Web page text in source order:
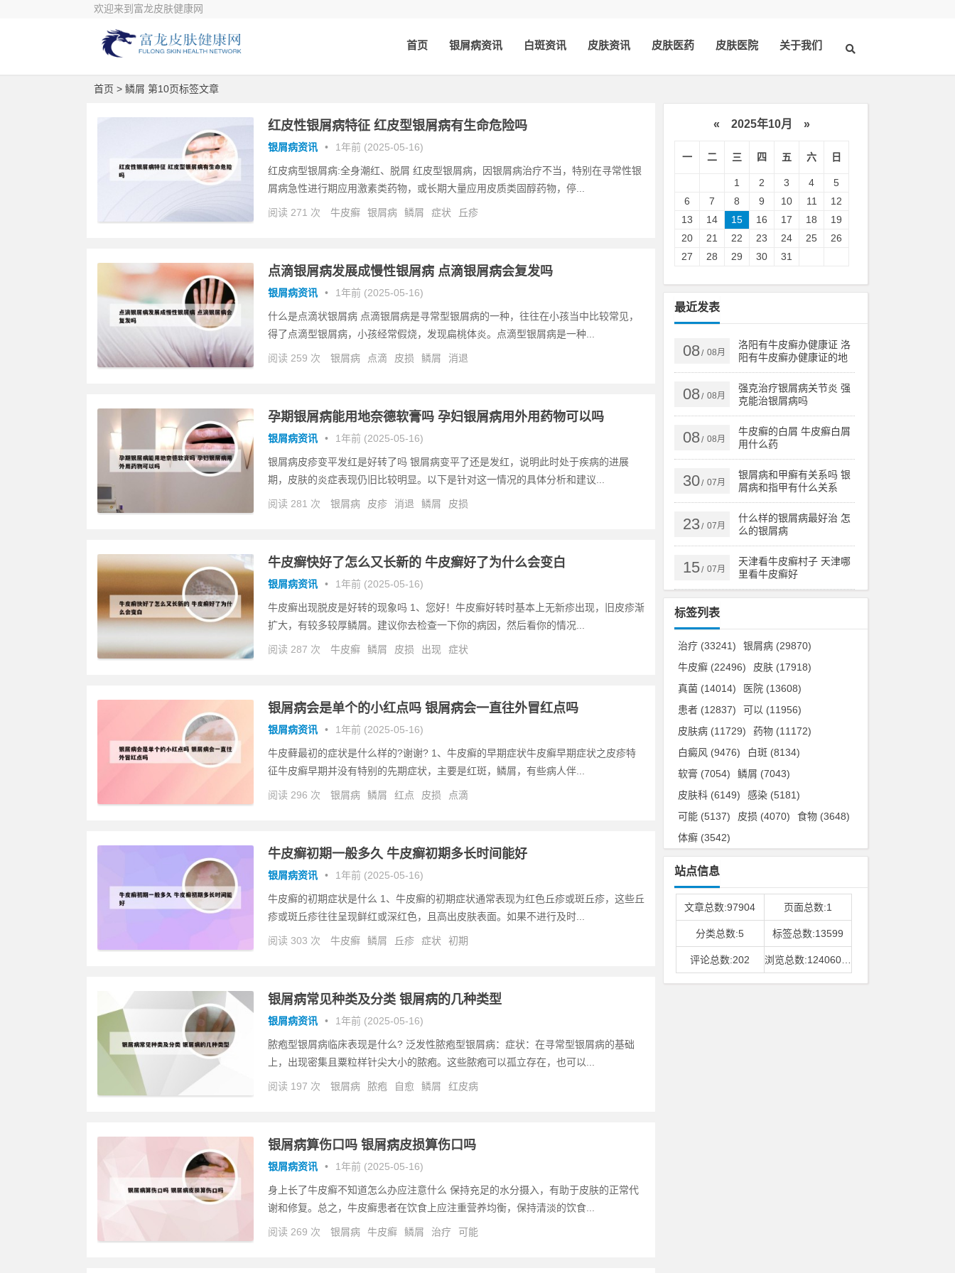
欢迎来到富龙皮肤健康网
首页 银屑病资讯 白斑资讯 皮肤资讯 皮肤医药 皮肤医院 关于我们
首页 > 鳞屑 第10页标签文章
红皮性银屑病特征 红皮型银屑病有生命危险吗
银屑病资讯 • 1年前 (2025-05-16)
红皮病型银屑病:全身潮红、脱屑 红皮型银屑病，因银屑病治疗不当，特别在寻常性银
屑病急性进行期应用激素类药物，或长期大量应用皮质类固醇药物，停...
阅读 271 次 牛皮癣 银屑病 鳞屑 症状 丘疹
点滴银屑病发展成慢性银屑病 点滴银屑病会复发吗
银屑病资讯 • 1年前 (2025-05-16)
什么是点滴状银屑病 点滴银屑病是寻常型银屑病的一种，往往在小孩当中比较常见，
得了点滴型银屑病，小孩经常假烧，发现扁桃体炎。点滴型银屑病是一种...
阅读 259 次 银屑病 点滴 皮损 鳞屑 消退
孕期银屑病能用地奈德软膏吗 孕妇银屑病用外用药物可以吗
银屑病资讯 • 1年前 (2025-05-16)
银屑病皮疹变平发红是好转了吗 银屑病变平了还是发红，说明此时处于疾病的进展
期，皮肤的炎症表现仍旧比较明显。以下是针对这一情况的具体分析和建议...
阅读 281 次 银屑病 皮疹 消退 鳞屑 皮损
牛皮癣快好了怎么又长新的 牛皮癣好了为什么会变白
银屑病资讯 • 1年前 (2025-05-16)
牛皮癣出现脱皮是好转的现象吗 1、您好！牛皮癣好转时基本上无新疹出现，旧皮疹渐
扩大，有较多较厚鳞屑。建议你去检查一下你的病因，然后看你的情况...
阅读 287 次 牛皮癣 鳞屑 皮损 出现 症状
银屑病会是单个的小红点吗 银屑病会一直往外冒红点吗
银屑病资讯 • 1年前 (2025-05-16)
牛皮藓最初的症状是什么样的?谢谢? 1、牛皮癣的早期症状牛皮癣早期症状之皮疹特
征牛皮癣早期并没有特别的先期症状，主要是红斑，鳞屑，有些病人伴...
阅读 296 次 银屑病 鳞屑 红点 皮损 点滴
牛皮癣初期一般多久 牛皮癣初期多长时间能好
银屑病资讯 • 1年前 (2025-05-16)
牛皮癣的初期症状是什么 1、牛皮癣的初期症状通常表现为红色丘疹或斑丘疹，这些丘
疹或斑丘疹往往呈现鲜红或深红色，且高出皮肤表面。如果不进行及时...
阅读 303 次 牛皮癣 鳞屑 丘疹 症状 初期
银屑病常见种类及分类 银屑病的几种类型
银屑病资讯 • 1年前 (2025-05-16)
脓疱型银屑病临床表现是什么? 泛发性脓疱型银屑病：症状：在寻常型银屑病的基础
上，出现密集且粟粒样针尖大小的脓疱。这些脓疱可以孤立存在，也可以...
阅读 197 次 银屑病 脓疱 自愈 鳞屑 红皮病
银屑病算伤口吗 银屑病皮损算伤口吗
银屑病资讯 • 1年前 (2025-05-16)
身上长了牛皮癣不知道怎么办应注意什么 保持充足的水分摄入，有助于皮肤的正常代
谢和修复。总之，牛皮癣患者在饮食上应注重营养均衡，保持清淡的饮食...
阅读 269 次 银屑病 牛皮癣 鳞屑 治疗 可能
« 2025年10月 »
一 二 三 四 五 六 日
1 2 3 4
5
6
7 8 9 10 11
12
13
14 15 16 17 18
19
20
21 22 23 24 25
26
27
28 29 30 31
最近发表
08/ 08月
洛阳有牛皮癣办健康证 洛
阳有牛皮癣办健康证的地
方吗
08/ 08月
强克治疗银屑病关节炎 强
克能治银屑病吗
08/ 08月
牛皮癣的白屑 牛皮癣白屑
用什么药
30/ 07月
银屑病和甲癣有关系吗 银
屑病和指甲有什么关系
23/ 07月
什么样的银屑病最好治 怎
么的银屑病
15/ 07月
天津看牛皮癣村子 天津哪
里看牛皮癣好
标签列表
治疗 (33241) 银屑病 (29870)
牛皮癣 (22496) 皮肤 (17918)
真菌 (14014) 医院 (13608)
患者 (12837) 可以 (11956)
皮肤病 (11729) 药物 (11172)
白癜风 (9476) 白斑 (8134)
软膏 (7054) 鳞屑 (7043)
皮肤科 (6149) 感染 (5181)
可能 (5137) 皮损 (4070) 食物 (3648)
体癣 (3542)
站点信息
文章总数:97904 页面总数:1
分类总数:5 标签总数:13599
评论总数:202 浏览总数:12406006